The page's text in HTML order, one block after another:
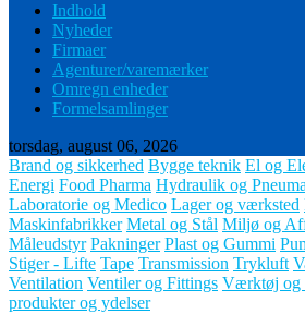
Indhold
Nyheder
Firmaer
Agenturer/varemærker
Omregn enheder
Formelsamlinger
torsdag, august 06, 2026
Brand og sikkerhed Bygge teknik El og
Energi Food Pharma Hydraulik og
Laboratorie og Medico Lager og værksted
Maskinfabrikker Metal og Stål Miljø og
Måleudstyr Pakninger Plast og Gummi
Stiger - Lifte Tape Transmission Trykluft
Ventilation Ventiler og Fittings Værktøj og
produkter og ydelser